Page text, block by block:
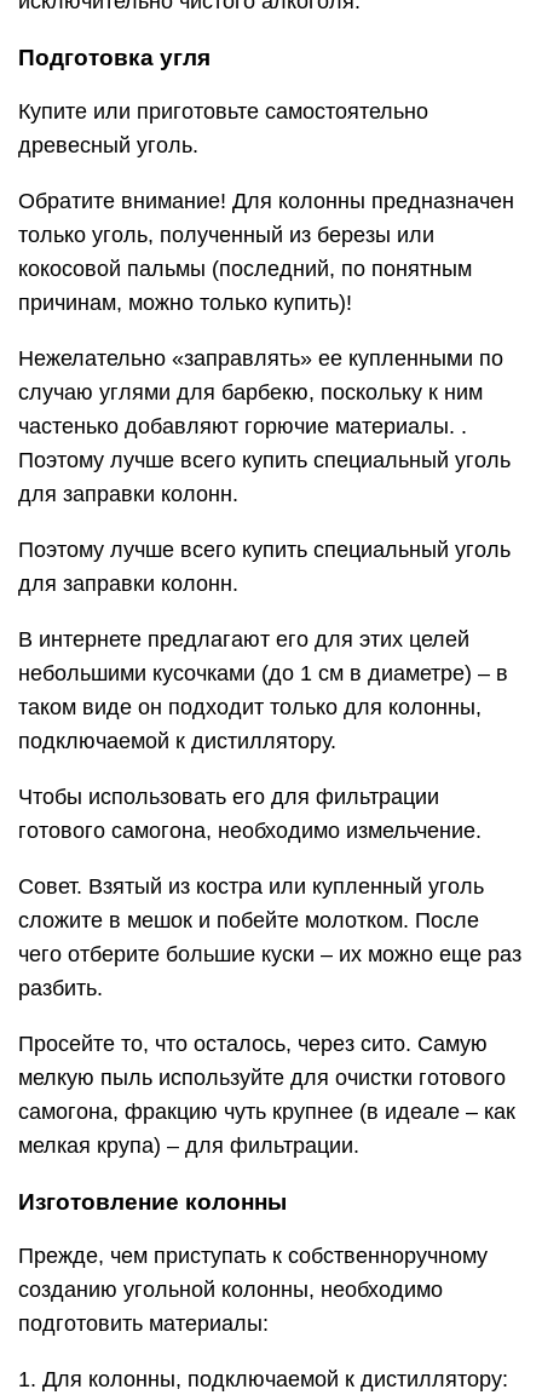
Подготовка угля
Купите или приготовьте самостоятельно
древесный уголь.
Обратите внимание! Для колонны предназначен
только уголь, полученный из березы или
кокосовой пальмы (последний, по понятным
причинам, можно только купить)!
Нежелательно «заправлять» ее купленными по
случаю углями для барбекю, поскольку к ним
частенько добавляют горючие материалы. .
Поэтому лучше всего купить специальный уголь
для заправки колонн.
Поэтому лучше всего купить специальный уголь
для заправки колонн.
В интернете предлагают его для этих целей
небольшими кусочками (до 1 см в диаметре) – в
таком виде он подходит только для колонны,
подключаемой к дистиллятору.
Чтобы использовать его для фильтрации
готового самогона, необходимо измельчение.
Совет. Взятый из костра или купленный уголь
сложите в мешок и побейте молотком. После
чего отберите большие куски – их можно еще раз
разбить.
Просейте то, что осталось, через сито. Самую
мелкую пыль используйте для очистки готового
самогона, фракцию чуть крупнее (в идеале – как
мелкая крупа) – для фильтрации.
Изготовление колонны
Прежде, чем приступать к собственноручному
созданию угольной колонны, необходимо
подготовить материалы:
1. Для колонны, подключаемой к дистиллятору: